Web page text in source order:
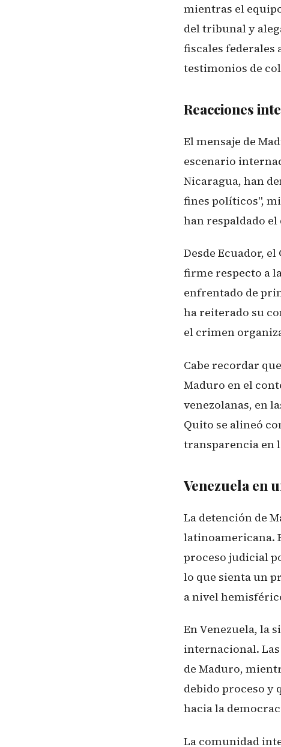
mientras el
del tribunal y
fiscales federales
testimonios de
Reacciones
El mensaje de
escenario
Nicaragua, han
fines políticos",
han respaldado
Desde Ecuador,
firme respecto a
enfrentado de
ha reiterado su
el crimen
Cabe recordar
Maduro en el
venezolanas, en
Quito se alineó
transparencia en
Venezuela en
La detención de
latinoamericana.
proceso judicial
lo que sienta un
a nivel
En Venezuela, la
internacional.
de Maduro,
debido proceso y
hacia la
La comunidad